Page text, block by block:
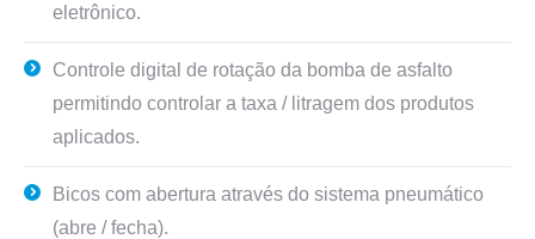
eletrônico.
Controle digital de rotação da bomba de asfalto
permitindo controlar a taxa / litragem dos produtos
aplicados.
Bicos com abertura através do sistema pneumático
(abre / fecha).